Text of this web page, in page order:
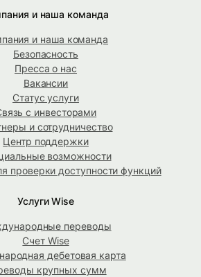
и наша команда
и наша команда
Безопасность
Пресса о нас
Вакансии
Статус услуги
с инвесторами
и сотрудничество
Центр поддержки
возможности
проверки доступности функций
Услуги Wise
переводы
Счет Wise
дебетовая карта
крупных сумм